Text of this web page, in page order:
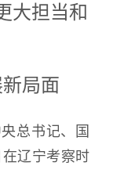
大担当和
局面
总书记、国
辽宁考察时